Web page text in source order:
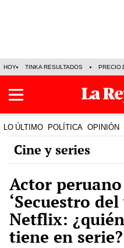
HOY TINKA RESULTADOS PRECIO
LO ÚLTIMO POLÍTICA OPINIÓN
Cine y series
Actor
‘Secuestro
Netflix:
tiene en serie?